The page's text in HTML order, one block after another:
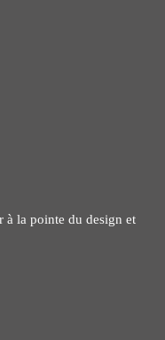
à la pointe du design et